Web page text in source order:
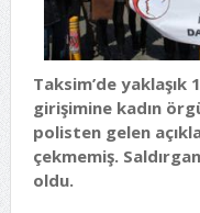
Taksim’de
girişimine kadın
polisten gelen
çekmemiş.
oldu.